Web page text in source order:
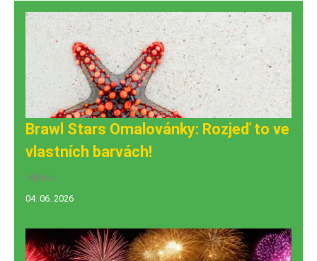
Brawl Stars Omalovánky: Rozjeď to ve
vlastních barvách!
zábava
04. 06. 2026